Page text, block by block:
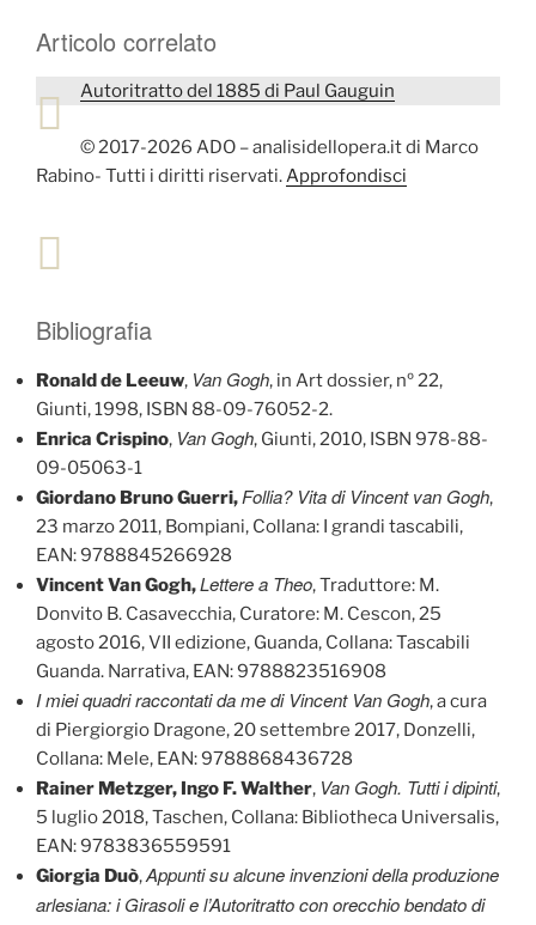
Articolo correlato
Autoritratto del 1885 di Paul Gauguin
© 2017-2026 ADO – analisidellopera.it di Marco
Rabino- Tutti i diritti riservati.Approfondisci
Bibliografia
Ronald de Leeuw, Van Gogh, in Art dossier, nº 22,
Giunti, 1998, ISBN 88-09-76052-2.
Enrica Crispino, Van Gogh, Giunti, 2010, ISBN 978-88-
09-05063-1
Giordano Bruno Guerri,Follia? Vita di Vincent van Gogh,
23 marzo 2011, Bompiani, Collana: I grandi tascabili,
EAN: 9788845266928
Vincent Van Gogh,Lettere a Theo, Traduttore: M.
Donvito B. Casavecchia, Curatore: M. Cescon, 25
agosto 2016, VII edizione, Guanda, Collana: Tascabili
Guanda. Narrativa, EAN: 9788823516908
I miei quadri raccontati da me di Vincent Van Gogh, a cura
di Piergiorgio Dragone, 20 settembre 2017, Donzelli,
Collana: Mele, EAN: 9788868436728
Rainer Metzger, Ingo F. Walther, Van Gogh. Tutti i dipinti,
5 luglio 2018, Taschen, Collana: Bibliotheca Universalis,
EAN: 9783836559591
Giorgia Duò,Appunti su alcune invenzioni della produzione
arlesiana: i Girasoli e l’Autoritratto con orecchio bendato di